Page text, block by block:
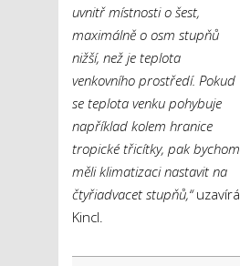
uvnitř místnosti o šest,
maximálně o osm stupňů
nižší, než je teplota
venkovního prostředí. Pokud
se teplota venku pohybuje
například kolem hranice
tropické třicítky, pak bychom
měli klimatizaci nastavit na
čtyřiadvacet stupňů,“uzavírá
Kincl.